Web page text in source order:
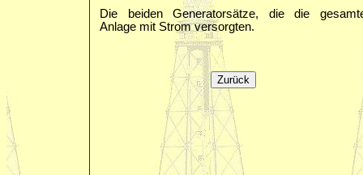
Die beiden Generatorsätze, die die
Anlage mit Strom versorgten.